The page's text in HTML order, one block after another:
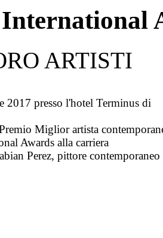
ARTISTI
2017 presso l'hotel Terminus di
Miglior artista
Awards alla carriera
Perez, pittore